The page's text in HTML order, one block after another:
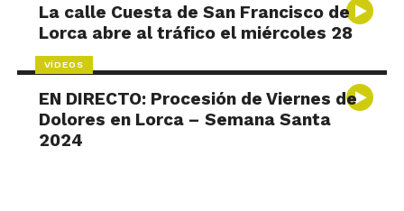
La calle Cuesta de San Francisco de
Lorca abre al tráfico el miércoles 28
VÍDEOS
EN DIRECTO: Procesión de Viernes de
Dolores en Lorca – Semana Santa
2024